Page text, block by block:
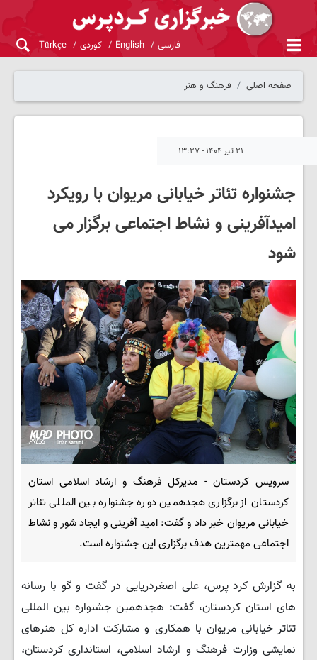
فارسی English کوردی Türkçe
صفحه اصلی فرهنگ و هنر
۲۱ تیر ۱۴۰۴ - ۱۳:۲۷
جشنواره تئاتر خیابانی مریوان با رویکرد
امیدآفرینی و نشاط اجتماعی برگزار می
شود
سرویس کردستان - مدیرکل فرهنگ و ارشاد اسلامی استان
کردستان از برگزاری هجدهمین دوره جشنواره بین المللی تئاتر
خیابانی مریوان خبر داد و گفت: امید آفرینی و ایجاد شور و نشاط
اجتماعی مهمترین هدف برگزاری این جشنواره است.
به گزارش کرد پرس، علی اصغردریایی در گفت و گو با رسانه
های استان کردستان، گفت: هجدهمین جشنواره بین المللی
تئاتر خیابانی مریوان با همکاری و مشارکت اداره کل هنرهای
نمایشی وزارت فرهنگ و ارشاد اسلامی، استانداری کردستان،